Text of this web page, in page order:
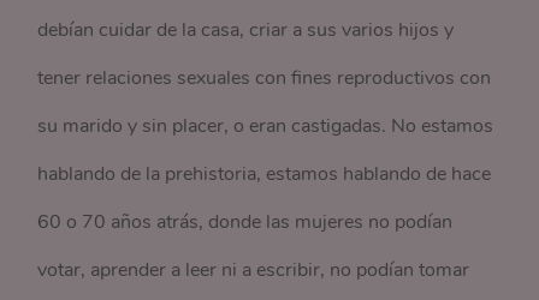
debían cuidar de la casa, criar a sus varios hijos y
tener relaciones sexuales con fines reproductivos con
su marido y sin placer, o eran castigadas. No estamos
hablando de la prehistoria, estamos hablando de hace
60 o 70 años atrás, donde las mujeres no podían
votar, aprender a leer ni a escribir, no podían tomar